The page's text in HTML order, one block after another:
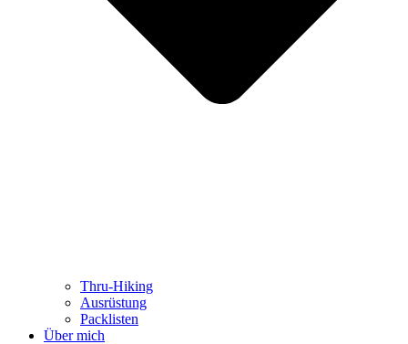
Thru-Hiking
Ausrüstung
Packlisten
Über mich